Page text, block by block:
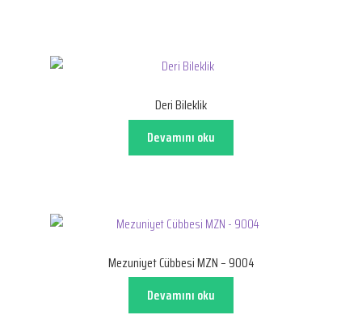
Deri Bileklik
Devamını oku
Mezuniyet Cübbesi MZN – 9004
Devamını oku